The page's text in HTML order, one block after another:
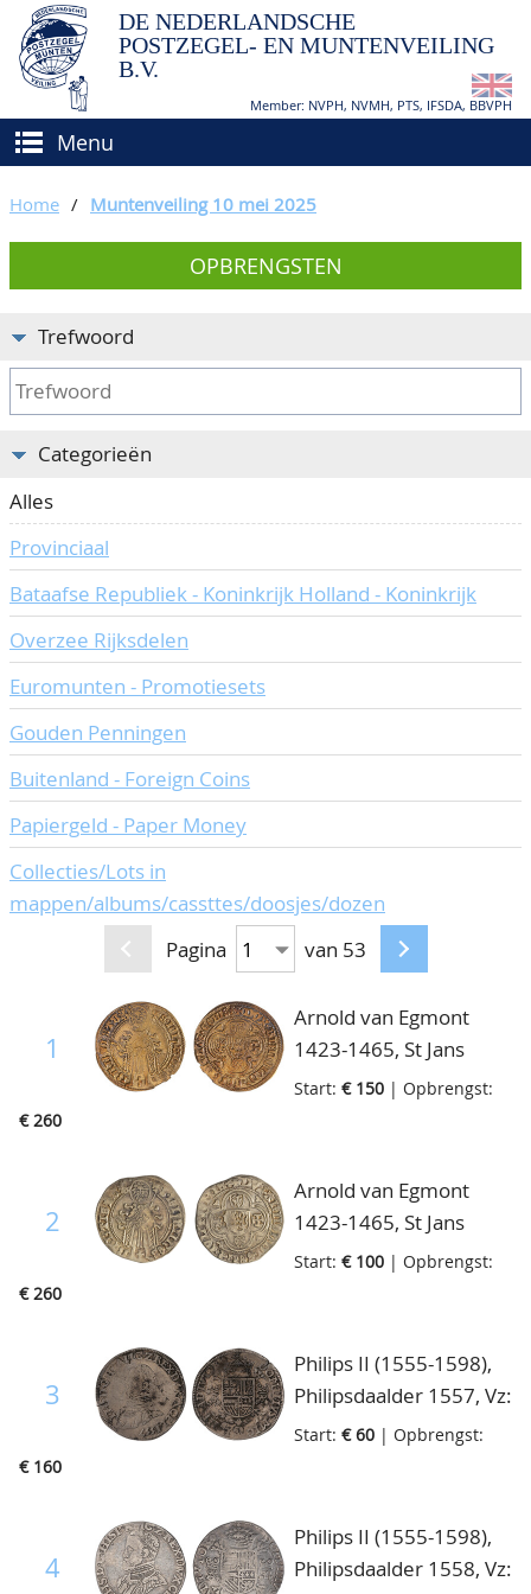
DE NEDERLANDSCHE
POSTZEGEL- EN MUNTENVEILING
B.V.
Member: NVPH, NVMH, PTS, IFSDA, BBVPH
Menu
(VER)KOPEN
Hoe verkopen?
Hoe kopen?
Voorwaarden
BIEDEN
TAXATIES
CATALOGI/OPBRENGSTEN
AGENDA
OVER ONS
Ons Team
80 jarig bestaan
CONTACT
ACCOUNT
Home / Muntenveiling 10 mei 2025
OPBRENGSTEN
Trefwoord
Categorieën
Alles
Provinciaal
Bataafse Republiek - Koninkrijk Holland - Koninkrijk
Overzee Rijksdelen
Euromunten - Promotiesets
Gouden Penningen
Buitenland - Foreign Coins
Papiergeld - Paper Money
Collecties/Lots in
mappen/albums/cassttes/doosjes/dozen
Pagina
van 53
1
Arnold van Egmont
1423-1465, St Jans
Goudgulden z.j.,
Start: € 150 | Opbrengst:
€ 260
2
Arnold van Egmont
1423-1465, St Jans
Goudgulden z.j.,
Start: € 100 | Opbrengst:
€ 260
3
Philips II (1555-1598),
Philipsdaalder 1557, Vz:
Borstbeeld van Philips
jaartal Kz: Gekroond
Spaans-Oostenrijks-
Bourgondisch wapen,
Start: € 60 | Opbrengst:
€ 160
4
Philips II (1555-1598),
Philipsdaalder 1558, Vz: